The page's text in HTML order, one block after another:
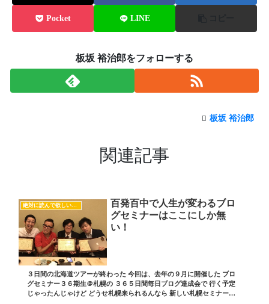
Pocket LINE
板坂 裕治郎をフォローする
板坂 裕治郎
関連記事
絶対に読んで欲しいオススメ記事
百発百中で人生が変わるブロ
グセミナーはここにしか無
い！
３日間の北海道ツアーが終わった 今回は、去年の９月に開催した ブロ
グセミナー３６期生＠札幌の ３６５日間毎日ブログ達成会で 行く予定
じゃったんじゃけど どうせ札幌来られるんなら 新しい札幌セミナーも